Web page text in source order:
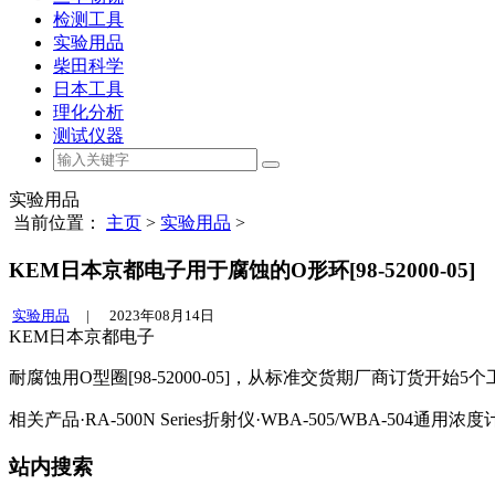
检测工具
实验用品
柴田科学
日本工具
理化分析
测试仪器
实验用品
当前位置： 主页 > 实验用品 >
KEM日本京都电子用于腐蚀的O形环[98-52000-05]
实验用品 | 2023年08月14日
KEM日本京都电子
耐腐蚀用O型圈[98-52000-05]，从标准交货期厂商订货开始5个
相关产品·RA-500N Series折射仪·WBA-505/WBA-504通用浓度
站内搜索